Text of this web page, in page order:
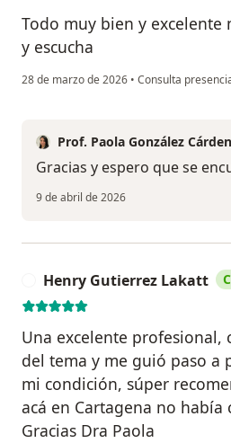
Todo muy bien y excelente
y escucha
28 de marzo de 2026 • Consulta
Prof. Paola González
Gracias y espero que se
9 de abril de 2026
Henry Gutierrez Lakatt
Una excelente profesional,
del tema y me guió paso a
mi condición, súper
acá en Cartagena no había
Gracias Dra Paola